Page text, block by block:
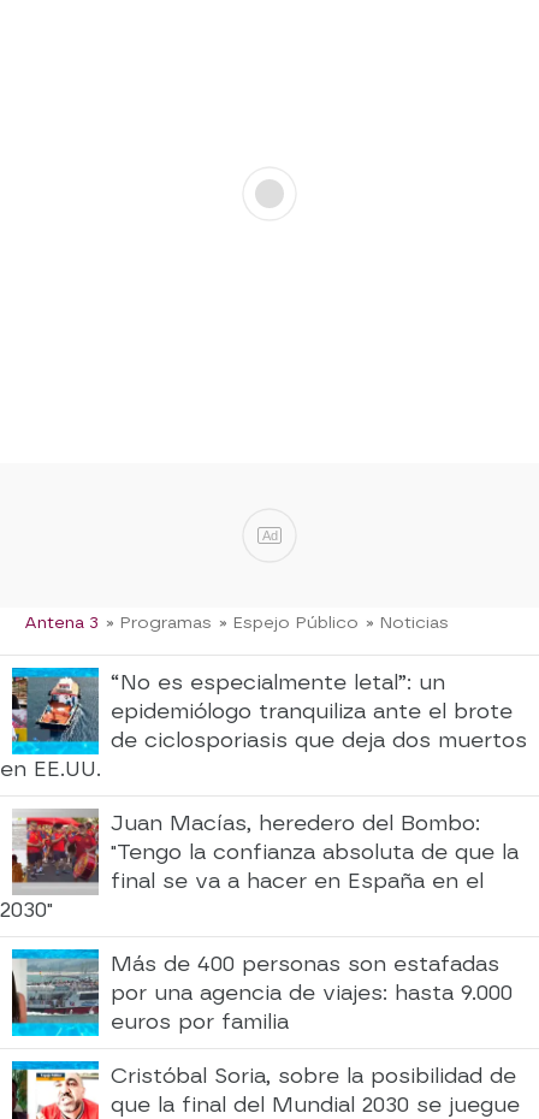
Ad
Antena 3 » Programas » Espejo Público » Noticias
“No es especialmente letal”: un
epidemiólogo tranquiliza ante el brote
de ciclosporiasis que deja dos muertos
en EE.UU.
Juan Macías, heredero del Bombo:
"Tengo la confianza absoluta de que la
final se va a hacer en España en el
2030"
Más de 400 personas son estafadas
por una agencia de viajes: hasta 9.000
euros por familia
Cristóbal Soria, sobre la posibilidad de
que la final del Mundial 2030 se juegue